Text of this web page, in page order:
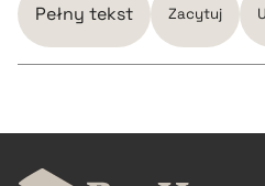
Pełny tekst Zacytuj
CZYSTY TEKST